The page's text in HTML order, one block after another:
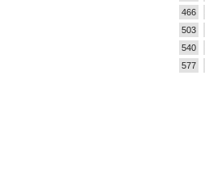
466
503
540
577